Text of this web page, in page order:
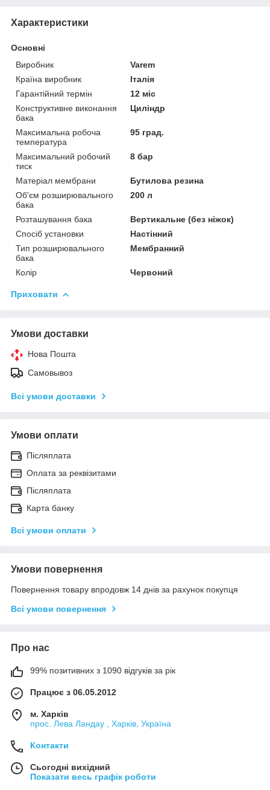
Характеристики
Основні
Виробник
Varem
Країна виробник
Італія
Гарантійний термін
12 міс
Конструктивне виконання
бака
Циліндр
Максимальна робоча
температура
95 град.
Максимальний робочий
тиск
8 бар
Матеріал мембрани
Бутилова резина
Об'єм розширювального
бака
200 л
Розташування бака
Вертикальне (без ніжок)
Спосіб установки
Настінний
Тип розширювального
бака
Мембранний
Колір Червоний
Приховати
Умови доставки
Нова Пошта
Самовывоз
Всі умови доставки
Умови оплати
Післяплата
Оплата за реквізитами
Післяплата
Карта банку
Всі умови оплати
Умови повернення
Повернення товару впродовж 14 днів за рахунок покупця
Всі умови повернення
Про нас
99% позитивних з 1090 відгуків за рік
Працює з 06.05.2012
м. Харків
прос. Лева Ландау , Харків, Україна
Контакти
Сьогодні вихідний
Показати весь графік роботи